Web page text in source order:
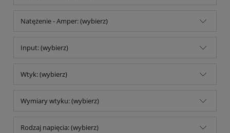
Natężenie - Amper: (wybierz)
Input: (wybierz)
Wtyk: (wybierz)
Wymiary wtyku: (wybierz)
Rodzaj napięcia: (wybierz)